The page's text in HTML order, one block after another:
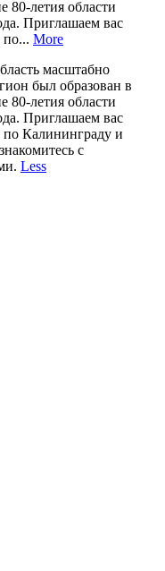
80-летия области
Приглашаем вас
по... More
масштабно
был образован в
80-летия области
Приглашаем вас
по Калининграду и
с
Less